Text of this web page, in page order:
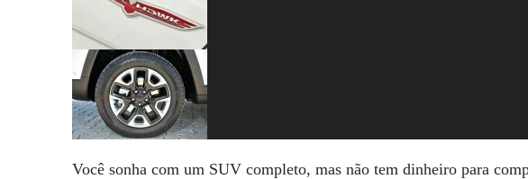
Você sonha com um SUV completo, mas não tem dinheiro para